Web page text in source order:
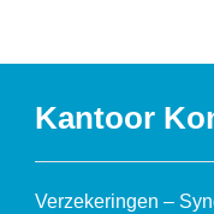
Kantoor
Verzekeringen –